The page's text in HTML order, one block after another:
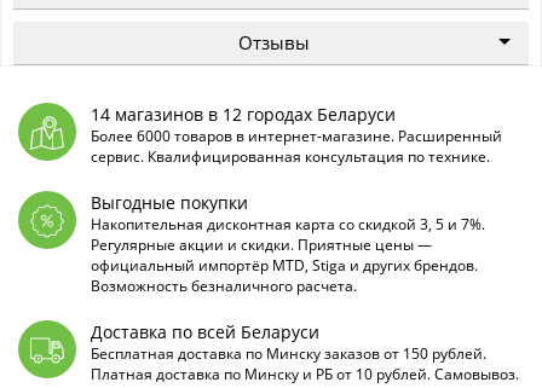
Отзывы
14 магазинов в 12 городах Беларуси
Более 6000 товаров в интернет-магазине. Расширенный
сервис. Квалифицированная консультация по технике.
Выгодные покупки
Накопительная дисконтная карта со скидкой 3, 5 и 7%.
Регулярные акции и скидки. Приятные цены —
официальный импортёр MTD, Stiga и других брендов.
Возможность безналичного расчета.
Доставка по всей Беларуси
Бесплатная доставка по Минску заказов от 150 рублей.
Платная доставка по Минску и РБ от 10 рублей. Самовывоз.